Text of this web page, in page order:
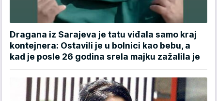
Dragana iz Sarajeva je tatu viđala samo kraj
kontejnera: Ostavili je u bolnici kao bebu, a
kad je posle 26 godina srela majku zažalila je